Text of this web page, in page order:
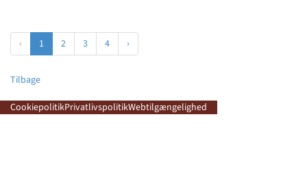
‹ 1 2 3 4 ›
Tilbage
CookiepolitikPrivatlivspolitikWebtilgængelighed